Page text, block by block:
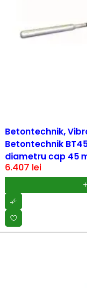
Betontechnik,
Betontechnik
diametru cap 45
6.407 lei